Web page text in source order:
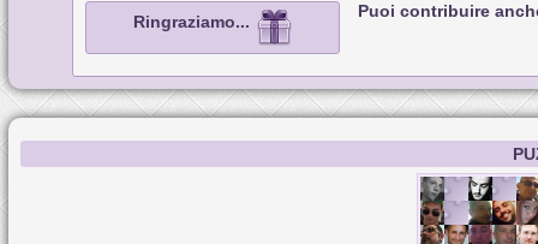
Ringraziamo...
Puoi contribuire